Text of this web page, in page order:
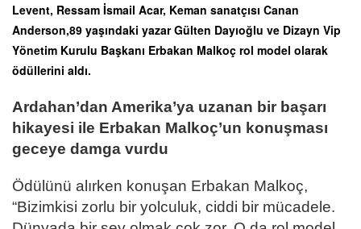
Levent, Ressam İsmail Acar, Keman sanatçısı Canan
Anderson,89 yaşındaki yazar Gülten Dayıoğlu ve Dizayn Vip
Yönetim Kurulu Başkanı Erbakan Malkoç rol model olarak
ödüllerini aldı.
Ardahan’dan Amerika’ya uzanan bir başarı
hikayesi ile Erbakan Malkoç’un konuşması
geceye damga vurdu
Ödülünü alırken konuşan Erbakan Malkoç,
“Bizimkisi zorlu bir yolculuk, ciddi bir mücadele.